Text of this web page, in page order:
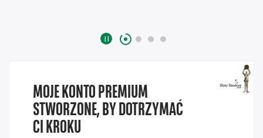
Zatrzymaj
MOJE KONTO PREMIUM
STWORZONE, BY DOTRZYMAĆ
CI KROKU